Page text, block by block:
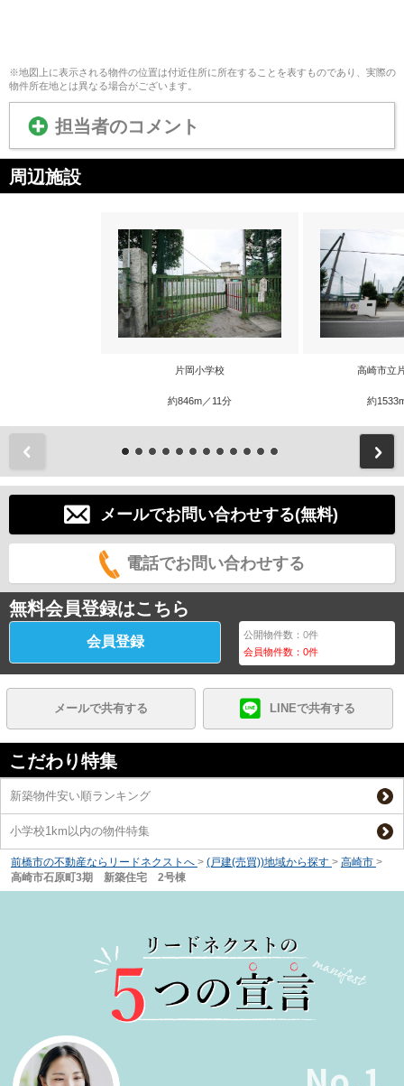
※地図上に表示される物件の位置は付近住所に所在することを表すものであり、実際の
物件所在地とは異なる場合がございます。
担当者のコメント
周辺施設
片岡小学校
約846m／11分
高崎市立
約
メールでお問い合わせする(無料)
電話でお問い合わせする
無料会員登録はこちら
会員登録 公開物件数：0件
会員物件数：0件
メールで共有する LINEで共有する
こだわり特集
新築物件安い順ランキング
小学校1km以内の物件特集
前橋市の不動産ならリードネクストへ > (戸建(売買))地域から探す > 高崎市 >
高崎市石原町3期 新築住宅 2号棟